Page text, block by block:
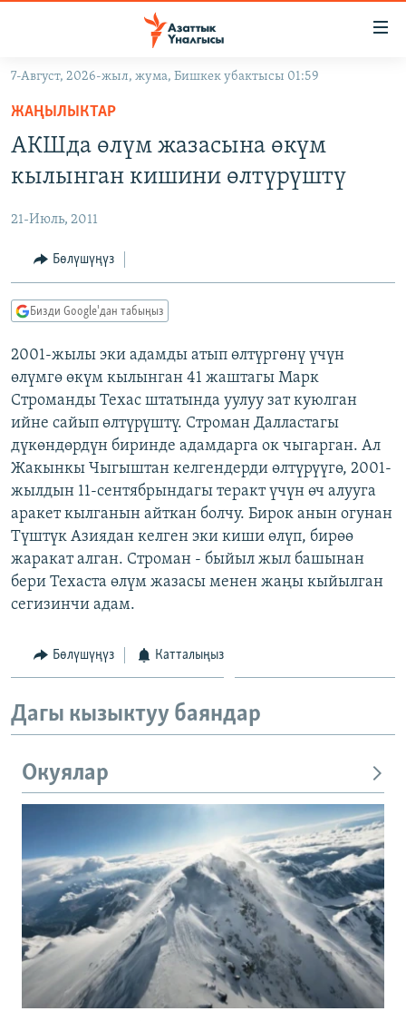
Навигацияга
өтүңүз
Издөөгө
салыңыз
ЭКОНОМИКА
МАДАНИЯТ
ДҮЙНӨ
БОРБОР АЗИЯ
АТАЙЫН ИЛИКТӨӨ
ТВ ПРОГРАММАЛАР
ЭКСПЕРТТЕР ТАЛДАЙТ
БИЗ ЖАНА ДҮЙНӨ
ДАНИСТЕ
ЭЖЕ-СИҢДИЛЕР
АЗАТТЫК+
ЫҢГАЙСЫЗ СУРООЛОР
ӨЗГӨЧӨ ПИКИР
Русский
ОНЛАЙН ШЕРИНЕ
ЭЕ/АРнун бардык сайттары
7-Август, 2026-жыл, жума, Бишкек убактысы 01:59
ЖАҢЫЛЫКТАР
АКШда өлүм жазасына өкүм
кылынган кишини өлтүрүштү
21-Июль, 2011
Бөлүшүңүз
Бизди Google'дан табыңыз
2001-жылы эки адамды атып өлтүргөнү үчүн
өлүмгө өкүм кылынган 41 жаштагы Марк
Строманды Техас штатында уулуу зат куюлган
ийне сайып өлтүрүштү. Строман Далластагы
дүкөндөрдүн биринде адамдарга ок чыгарган. Ал
Жакынкы Чыгыштан келгендерди өлтүрүүгө, 2001-
жылдын 11-сентябрындагы теракт үчүн өч алууга
аракет кылганын айткан болчу. Бирок анын огунан
Түштүк Азиядан келген эки киши өлүп, бирөө
жаракат алган. Строман - быйыл жыл башынан
бери Техаста өлүм жазасы менен жаңы кыйылган
сегизинчи адам.
Бөлүшүңүз Катталыңыз
Дагы кызыктуу баяндар
Окуялар